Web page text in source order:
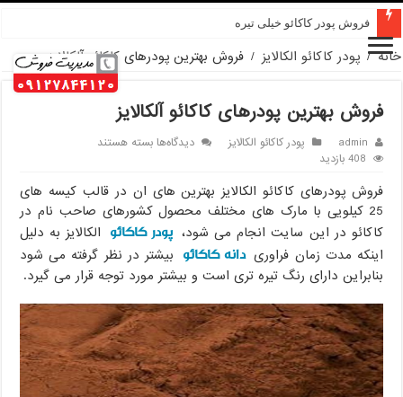
فروش پودر کاکائو خیلی تیره
قیمت پودر کاکائو کارگیل
خانه / پودر کاکائو الکالایز / فروش بهترین پودرهای کاکائو آلکالایز
فروش بهترین پودرهای کاکائو آلکالایز
admin پودر کاکائو الکالایز دیدگاه‌هابرای
پودرهای
کاکائو
آلکالایز
بسته هستند
408 بازدید
فروش پودرهای کاکائو الکالایز بهترین های ان در قالب کیسه های
25 کیلویی با مارک های مختلف محصول کشورهای صاحب نام در
کاکائو در این سایت انجام می شود، پودر کاکائو الکالایز به دلیل
اینکه مدت زمان فراوری دانه کاکائو بیشتر در نظر گرفته می شود
بنابراین دارای رنگ تیره تری است و بیشتر مورد توجه قرار می گیرد.